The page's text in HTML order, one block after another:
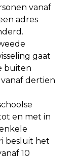
vanaf
adres
gaat
buiten
dertien
en met in
besluit het
10